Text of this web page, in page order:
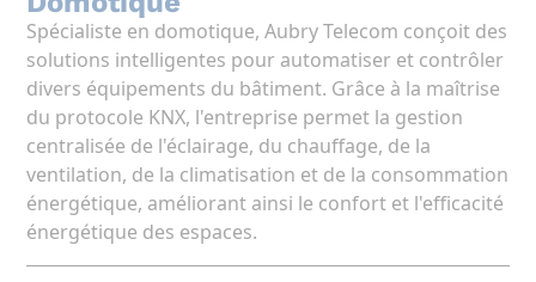
Spécialiste en domotique, Aubry Telecom conçoit des
solutions intelligentes pour automatiser et contrôler
divers équipements du bâtiment. Grâce à la maîtrise
du protocole KNX, l'entreprise permet la gestion
centralisée de l'éclairage, du chauffage, de la
ventilation, de la climatisation et de la consommation
énergétique, améliorant ainsi le confort et l'efficacité
énergétique des espaces.